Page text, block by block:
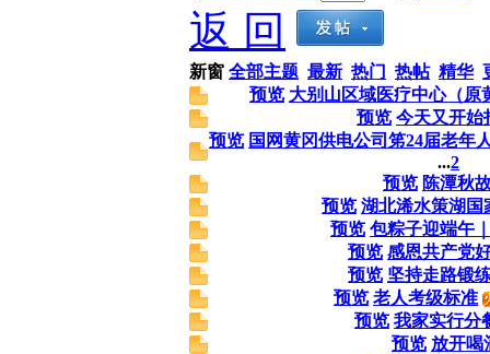
返 回
新窗 全部主题 最新 热门 热帖 精华
预览 大别山区域医疗中心（原
预览 今天又开始
预览 国网黄冈供电公司笫24届老年
...2
预览 陈潭秋
预览 湖北浠水策湖国
预览 包粽子迎端午
预览 感恩共产党
预览 坚持走路锻
预览 老人考级标准
预览 我家实行分
预览 放开喝